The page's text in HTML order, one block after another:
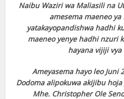
Naibu Waziri wa Maliasili na
amesema maeneo
yatakayopandishwa hadhi
maeneo yenye hadhi nzuri
hayana vijiji
Ameyasema hayo leo Juni
Dodoma alipokuwa akijibu
Mhe. Christopher Ole